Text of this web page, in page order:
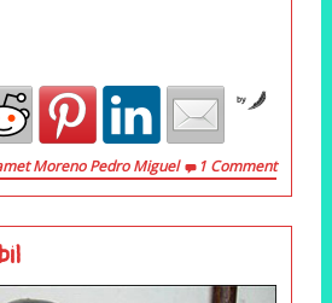
by
Moreno Pedro Miguel 1 Comment